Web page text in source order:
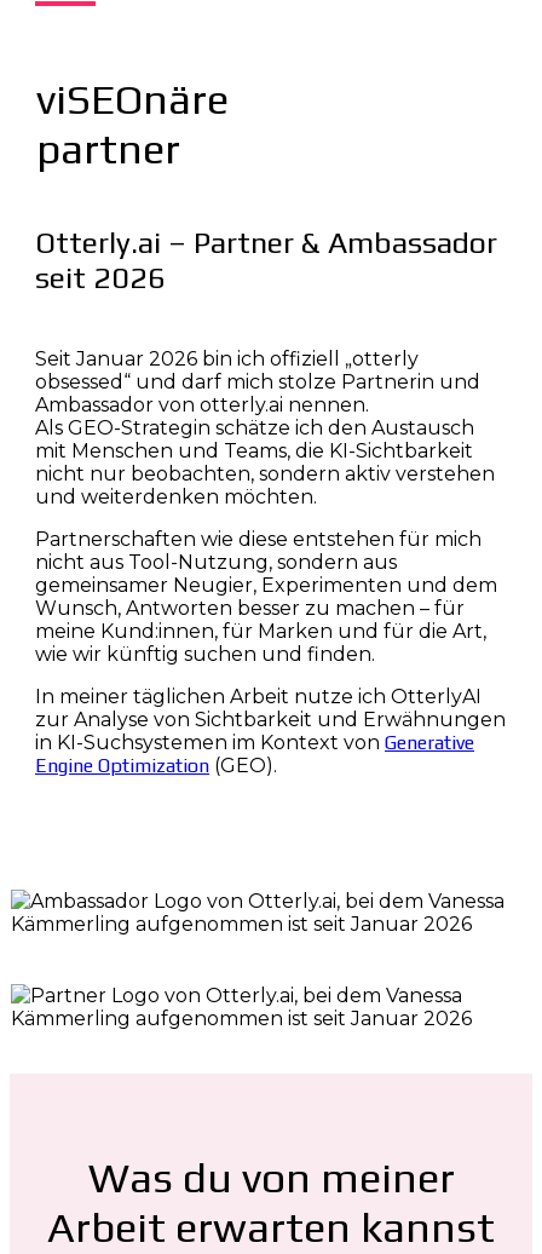
viSEOnäre
partner
Otterly.ai – Partner & Ambassador
seit 2026
Seit Januar 2026 bin ich offiziell „otterly
obsessed“ und darf mich stolze Partnerin und
Ambassador von otterly.ai nennen.
Als GEO-Strategin schätze ich den Austausch
mit Menschen und Teams, die KI-Sichtbarkeit
nicht nur beobachten, sondern aktiv verstehen
und weiterdenken möchten.
Partnerschaften wie diese entstehen für mich
nicht aus Tool-Nutzung, sondern aus
gemeinsamer Neugier, Experimenten und dem
Wunsch, Antworten besser zu machen – für
meine Kund:innen, für Marken und für die Art,
wie wir künftig suchen und finden.
In meiner täglichen Arbeit nutze ich OtterlyAI
zur Analyse von Sichtbarkeit und Erwähnungen
in KI-Suchsystemen im Kontext von Generative
Engine Optimization (GEO).
Was du von meiner
Arbeit erwarten kannst